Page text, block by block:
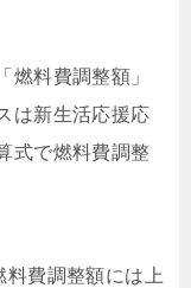
燃料費調整額」
は新生活応援応
式で燃料費調整
費調整額には上